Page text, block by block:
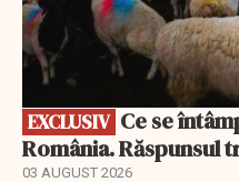
EXCLUSIV
România. Răspunsul
03 AUGUST 2026